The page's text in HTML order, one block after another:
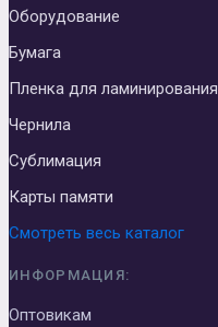
Оборудование
Бумага
Пленка для ламинирования
Чернила
Сублимация
Карты памяти
Смотреть весь каталог
ИНФОРМАЦИЯ:
Оптовикам